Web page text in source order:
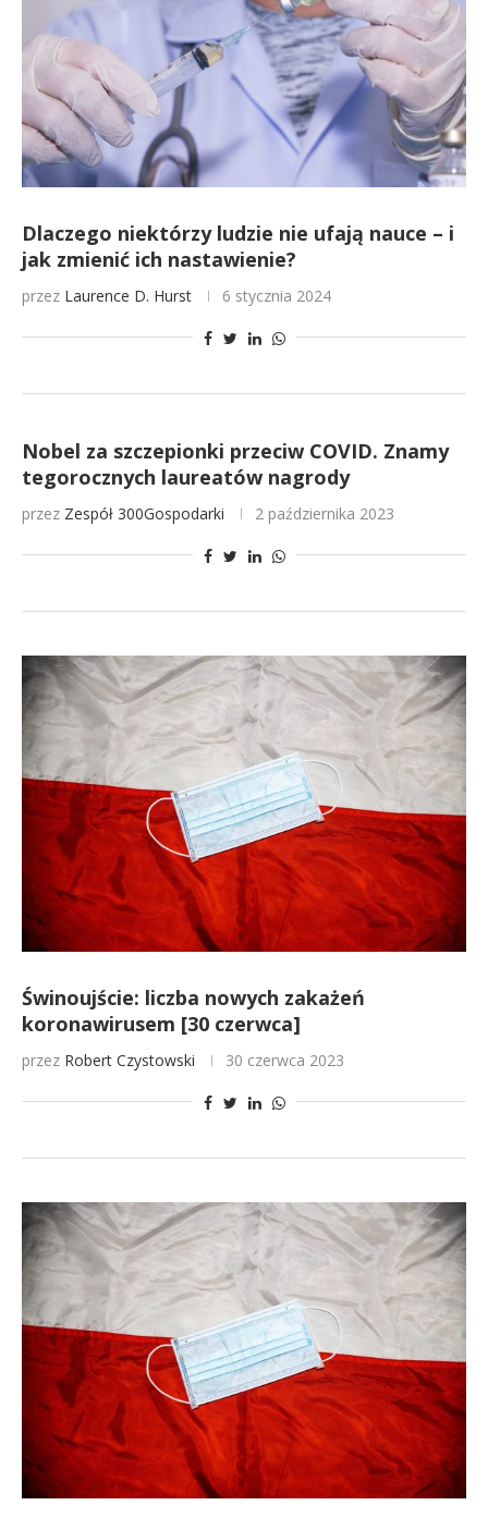
Dlaczego niektórzy ludzie nie ufają nauce – i
jak zmienić ich nastawienie?
przez Laurence D. Hurst 6 stycznia 2024
Nobel za szczepionki przeciw COVID. Znamy
tegorocznych laureatów nagrody
przez Zespół 300Gospodarki 2 października 2023
Świnoujście: liczba nowych zakażeń
koronawirusem [30 czerwca]
przez Robert Czystowski 30 czerwca 2023